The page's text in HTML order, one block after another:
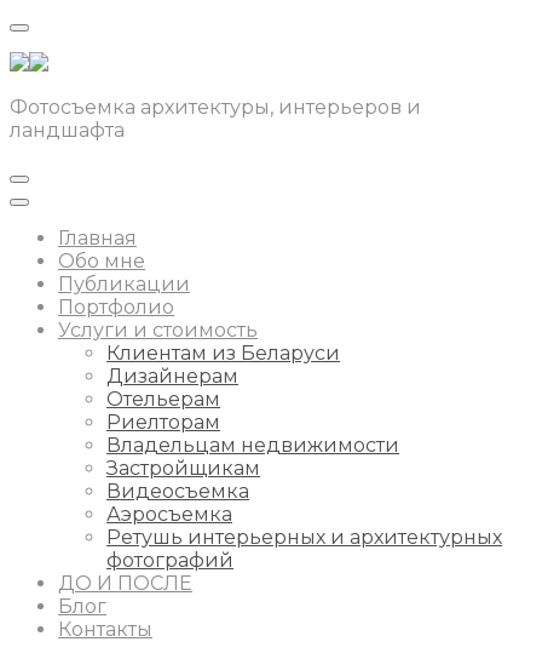
Фотосъемка архитектуры, интерьеров и
ландшафта
Главная
Обо мне
Публикации
Портфолио
Услуги и стоимость
Клиентам из Беларуси
Дизайнерам
Отельерам
Риелторам
Владельцам недвижимости
Застройщикам
Видеосъемка
Аэросъемка
Ретушь интерьерных и архитектурных
фотографий
ДО И ПОСЛЕ
Блог
Контакты